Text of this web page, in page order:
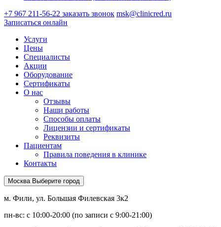
+7 967 211-56-22 заказать звонок msk@clinicred.ru
Записаться онлайн
Услуги
Цены
Специалисты
Акции
Оборудование
Сертификаты
О нас
Отзывы
Наши работы
Способы оплаты
Лицензии и сертификаты
Реквизиты
Пациентам
Правила поведения в клинике
Контакты
Москва Выберите город
м. Фили, ул. Большая Филевская 3к2
пн-вс: с 10:00-20:00 (по записи с 9:00-21:00)